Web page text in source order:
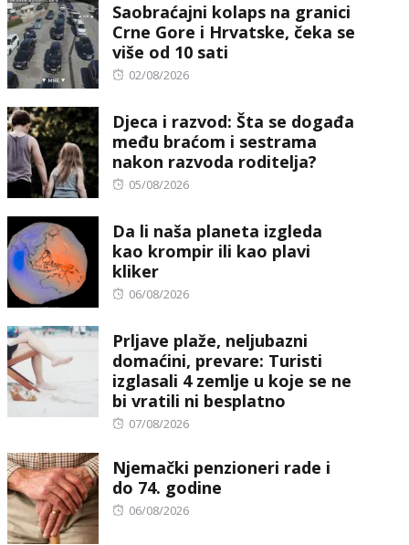
Saobraćajni kolaps na granici
Crne Gore i Hrvatske, čeka se
više od 10 sati
Posted
02/08/2026
Djeca i razvod: Šta se događa
među braćom i sestrama
nakon razvoda roditelja?
Posted
05/08/2026
Da li naša planeta izgleda
kao krompir ili kao plavi
kliker
Posted
06/08/2026
Prljave plaže, neljubazni
domaćini, prevare: Turisti
izglasali 4 zemlje u koje se ne
bi vratili ni besplatno
Posted
07/08/2026
Njemački penzioneri rade i
do 74. godine
Posted
06/08/2026